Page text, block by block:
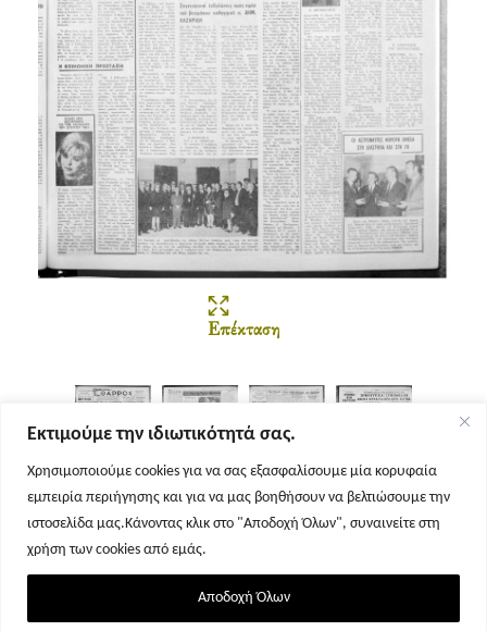
Εκτιμούμε την ιδιωτικότητά σας.
Χρησιμοποιούμε cookies για να σας εξασφαλίσουμε μία κορυφαία
εμπειρία περιήγησης και για να μας βοηθήσουν να βελτιώσουμε την
ιστοσελίδα μας.Κάνοντας κλικ στο "Αποδοχή Όλων", συναινείτε στη
χρήση των cookies από εμάς.
Αποδοχή Όλων
Επέκταση
Σελίδα 1 Σελίδα 2 Σελίδα 3 Σελίδα 4